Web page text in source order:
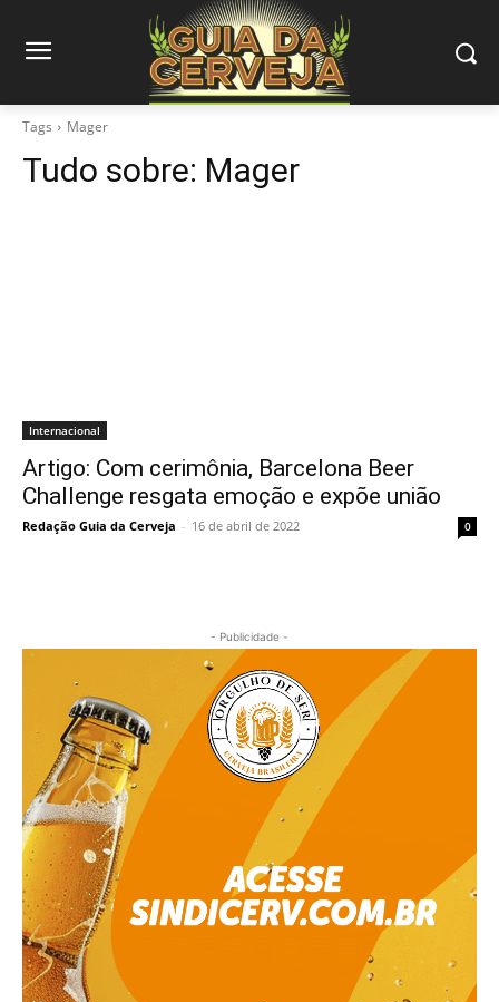
Tags Mager
Tudo sobre: Mager
Internacional
Artigo: Com cerimônia, Barcelona Beer
Challenge resgata emoção e expõe união
Redação Guia da Cerveja - 16 de abril de 2022 0
- Publicidade -